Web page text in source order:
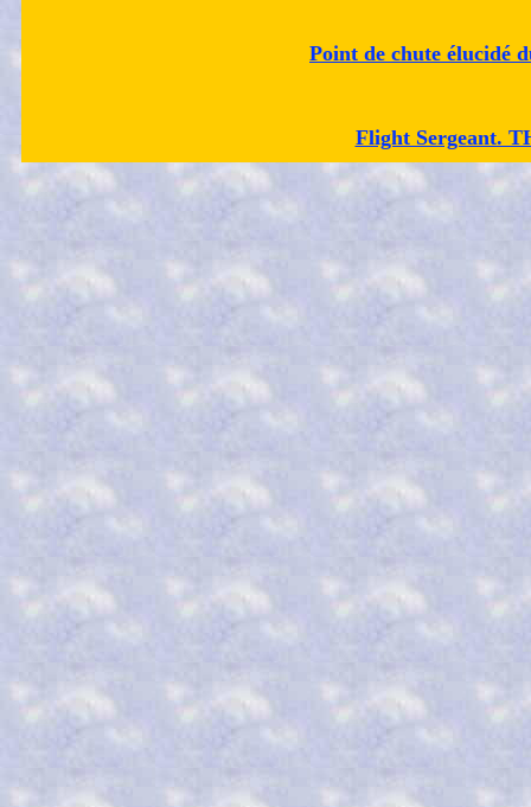
Point de chute élucidé
Flight Sergeant.